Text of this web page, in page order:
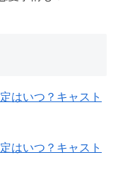
はいつ？キャスト
はいつ？キャスト